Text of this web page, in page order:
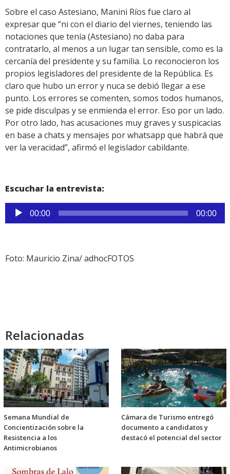
Sobre el caso Astesiano, Manini Ríos fue claro al
expresar que “ni con el diario del viernes, teniendo las
notaciones que tenía (Astesiano) no daba para
contratarlo, al menos a un lugar tan sensible, como es la
cercanía del presidente y su familia. Lo reconocieron los
propios legisladores del presidente de la República. Es
claro que hubo un error y nuca se debió llegar a ese
punto. Los errores se comenten, somos todos humanos,
se pide disculpas y se enmienda el error. Eso por un lado.
Por otro lado, has acusaciones muy graves y suspicacias
en base a chats y mensajes por whatsapp que habrá que
ver la veracidad”, afirmó el legislador cabildante.
Escuchar la entrevista:
Reproductor
de
00:00 00:00
Foto: Mauricio Zina/ adhocFOTOS
Relacionadas
Semana Mundial de
Concientización sobre la
Resistencia a los
Antimicrobianos
Cámara de Turismo entregó
documento a candidatos y
destacó el potencial del sector